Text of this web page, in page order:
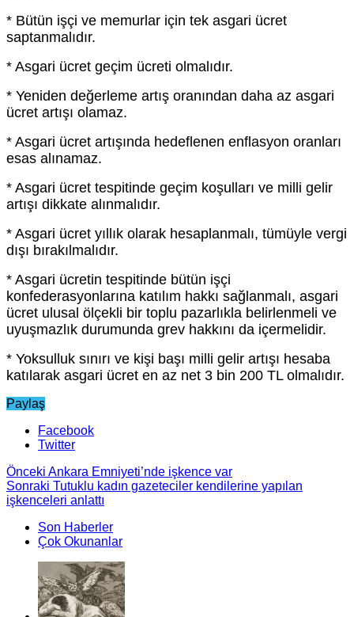
* Bütün işçi ve memurlar için tek asgari ücret
saptanmalıdır.
* Asgari ücret geçim ücreti olmalıdır.
* Yeniden değerleme artış oranından daha az asgari
ücret artışı olamaz.
* Asgari ücret artışında hedeflenen enflasyon oranları
esas alınamaz.
* Asgari ücret tespitinde geçim koşulları ve milli gelir
artışı dikkate alınmalıdır.
* Asgari ücret yıllık olarak hesaplanmalı, tümüyle vergi
dışı bırakılmalıdır.
* Asgari ücretin tespitinde bütün işçi
konfederasyonlarına katılım hakkı sağlanmalı, asgari
ücret ulusal ölçekli bir toplu pazarlıkla belirlenmeli ve
uyuşmazlık durumunda grev hakkını da içermelidir.
* Yoksulluk sınırı ve kişi başı milli gelir artışı hesaba
katılarak asgari ücret en az net 3 bin 200 TL olmalıdır.
Paylaş
Facebook
Twitter
Önceki Ankara Emniyeti’nde işkence var
Sonraki Tutuklu kadın gazeteciler kendilerine yapılan
işkenceleri anlattı
Son Haberler
Çok Okunanlar